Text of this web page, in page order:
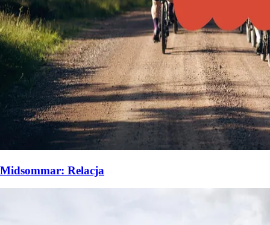
Midsommar: Relacja